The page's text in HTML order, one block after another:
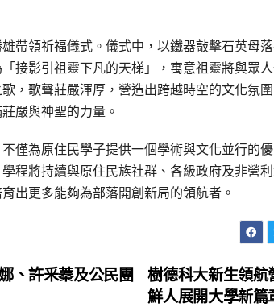
帶領祈福儀式。儀式中，以鐵器敲擊石英母
接影引祖靈下凡的天梯」，寓意祖靈將與眾
，歌聲莊嚴渾厚，營造出跨越時空的文化氛
嚴與神聖的力量。
僅為原住民學子提供一個學術與文化並行的
程將持續與原住民族社群、各級政府及非營
出更多能夠為部落開創新局的領航者。
樹德科大新生領航
鮮人展開大學新篇
、許釆蓁及公民團